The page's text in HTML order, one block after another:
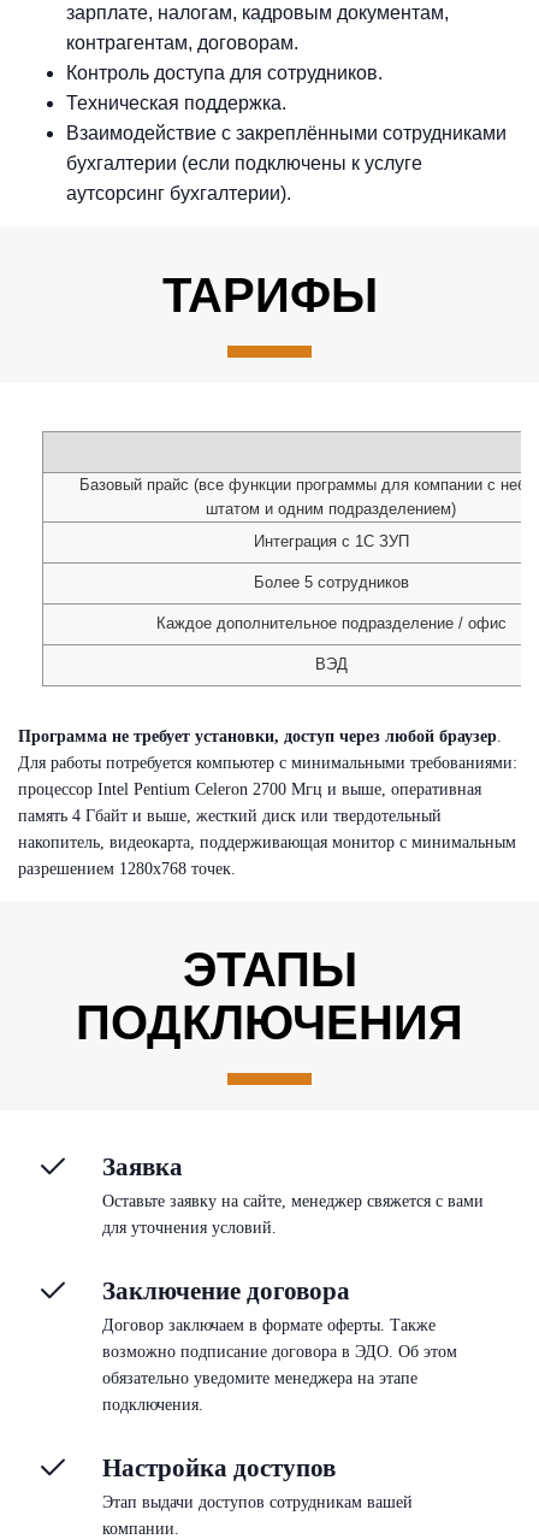
зарплате, налогам, кадровым документам,
контрагентам, договорам.
Контроль доступа для сотрудников.
Техническая поддержка.
Взаимодействие с закреплёнными сотрудниками
бухгалтерии (если подключены к услуге
аутсорсинг бухгалтерии).
ТАРИФЫ
Базовый прайс (все функции программы для компании с
штатом и одним подразделением)
Интеграция с 1С ЗУП
Более 5 сотрудников
Каждое дополнительное подразделение / офис
ВЭД
Программа не требует установки, доступ через любой браузер
Для работы потребуется компьютер с минимальными требованиями:
процессор Intel Pentium Celeron 2700 Мгц и выше, оперативная
память 4 Гбайт и выше, жесткий диск или твердотельный
накопитель, видеокарта, поддерживающая монитор с минимальным
разрешением 1280x768 точек.
ЭТАПЫ
ПОДКЛЮЧЕНИЯ
Заявка
Оставьте заявку на сайте, менеджер свяжется с вами
для уточнения условий.
Заключение договора
Договор заключаем в формате оферты. Также
возможно подписание договора в ЭДО. Об этом
обязательно уведомите менеджера на этапе
подключения.
Настройка доступов
Этап выдачи доступов сотрудникам вашей
компании.